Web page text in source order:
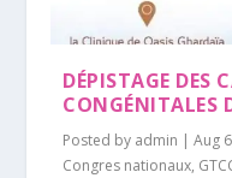
DÉPISTAGE DES
CONGÉNITALES
Posted by admin |Aug
Congres nationaux,